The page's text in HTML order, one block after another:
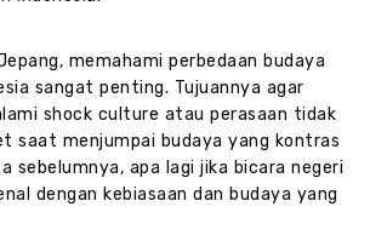
memahami perbedaan budaya
sangat penting. Tujuannya agar
shock culture atau perasaan tidak
saat menjumpai budaya yang kontras
sebelumnya, apa lagi jika bicara negeri
dengan kebiasaan dan budaya yang